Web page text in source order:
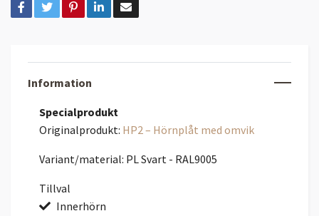
Information
Specialprodukt
Originalprodukt: HP2 – Hörnplåt med omvik
Variant/material: PL Svart - RAL9005
Tillval
Innerhörn